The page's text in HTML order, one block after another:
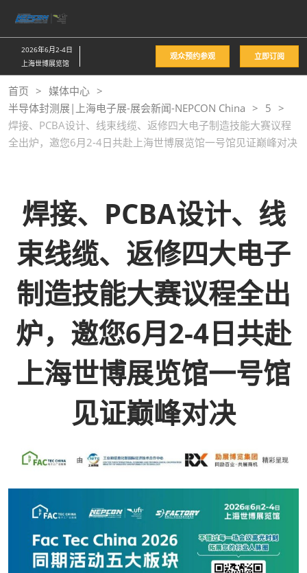
接
跳
至
内
容
2026年6月2-4日
上海世博展览馆
观众预约参观 立即订阅
首页
媒体中心
半导体封测展|上海电子展-展会新闻-NEPCON China
5
焊接、PCBA设计、线束线缆、返修四大电子制造技能大赛议程
全出炉，邀您6月2-4日共赴上海世博展览馆一号馆见证巅峰对决
焊接、PCBA设计、线
束线缆、返修四大电子
制造技能大赛议程全出
炉，邀您6月2-4日共赴
上海世博展览馆一号馆
见证巅峰对决